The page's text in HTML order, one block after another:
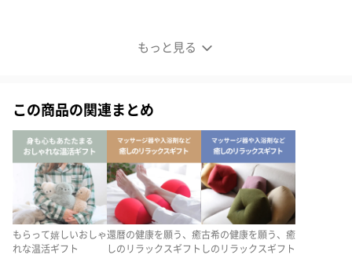
もっと見る
この商品の関連まとめ
もらって嬉しいおしゃ
れな温活ギフト
還暦の健康を願う、癒
しのリラックスギフト
古希の健康を願う、癒
しのリラックスギフト